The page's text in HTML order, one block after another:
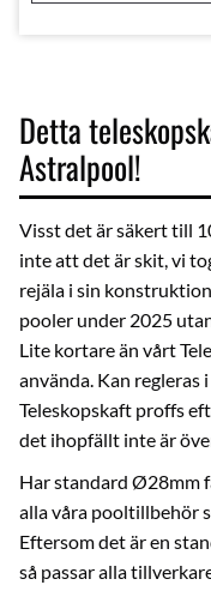
Detta
Astralpool!
Visst det är säkert till
inte att det är skit, vi
rejäla i sin
pooler under 2025
Lite kortare än vårt
använda. Kan regleras
Teleskopskaft proffs
det ihopfällt inte är
Har standard Ø28mm
alla våra pooltillbehör
Eftersom det är en
så passar alla